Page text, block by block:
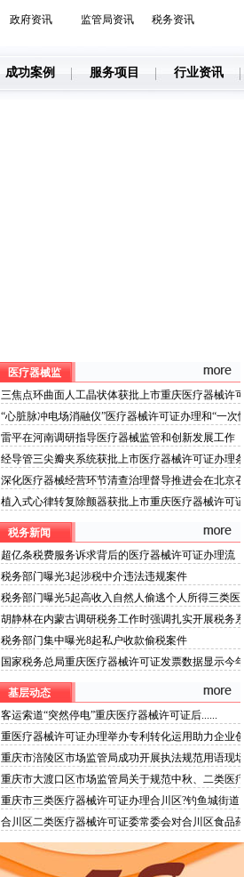
政府资讯 监管局资讯 税务资讯
成功案例 服务项目 行业资讯
医疗器械监
三焦点环曲面人工晶状体获批上市重庆医疗器械许可
证
“心脏脉冲电场消融仪”医疗器械许可证办理和“一次性
使用心脏脉冲电场消融导管”获批上市
雷平在河南调研指导医疗器械监管和创新发展工作
经导管三尖瓣夹系统获批上市医疗器械许可证办理条
件
深化医疗器械经营环节清查治理督导推进会在北京召
开
植入式心律转复除颤器获批上市重庆医疗器械许可证
税务新闻
超亿条税费服务诉求背后的医疗器械许可证办理流
程“税务温度”
税务部门曝光3起涉税中介违法违规案件
税务部门曝光5起高收入自然人偷逃个人所得三类医
疗器械许可证税案件隐匿收入、虚假申报、签订“阴
阳合同”等均被查处
胡静林在内蒙古调研税务工作时强调扎实开展税务系
统学习教育以实绩实效服务高质量发展
税务部门集中曝光8起私户收款偷税案件
国家税务总局重庆医疗器械许可证发票数据显示今年
基层动态
客运索道“突然停电”重庆医疗器械许可证后......
重医疗器械许可证办理举办专利转化运用助力企业创
新发展培训班
重庆市涪陵区市场监管局成功开展执法规范用语现场
演练暨第8期“市监先锋青蓝课堂”医疗器械许可证代办
主题活动
重庆市大渡口区市场监管局关于规范中秋、二类医疗
器械许可证国庆期间市场价格等行为提醒告诫书
重庆市三类医疗器械许可证办理合川区?钓鱼城街道
市场监督管理所注册登记窗口搬迁公告
合川区二类医疗器械许可证委常委会对合川区食品药